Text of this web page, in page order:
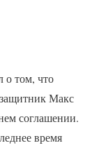
о том, что
Макс
соглашении.
время